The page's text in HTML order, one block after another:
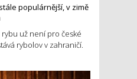
populárnější, v zimě
už není pro české
rybolov v zahraničí.